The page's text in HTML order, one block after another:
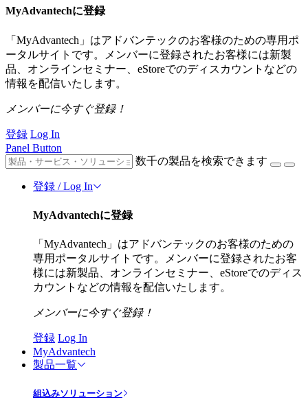
MyAdvantechに登録
「MyAdvantech」はアドバンテックのお客様のための専用ポ
ータルサイトです。メンバーに登録されたお客様には新製
品、オンラインセミナー、eStoreでのディスカウントなどの
情報を配信いたします。
メンバーに今すぐ登録！
登録 Log In
Panel Button
数千の製品を検索できます
登録 / Log In
MyAdvantechに登録
「MyAdvantech」はアドバンテックのお客様のための
専用ポータルサイトです。メンバーに登録されたお客
様には新製品、オンラインセミナー、eStoreでのディス
カウントなどの情報を配信いたします。
メンバーに今すぐ登録！
登録 Log In
MyAdvantech
製品一覧
組込みソリューション